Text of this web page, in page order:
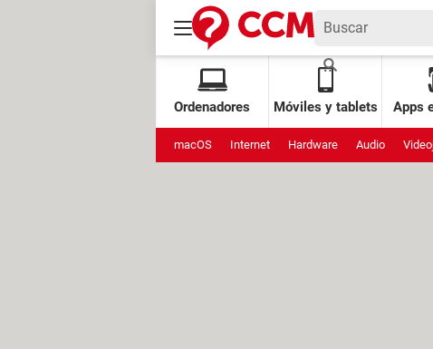
Ordenadores Móviles y tablets Apps
macOS Internet Hardware Audio